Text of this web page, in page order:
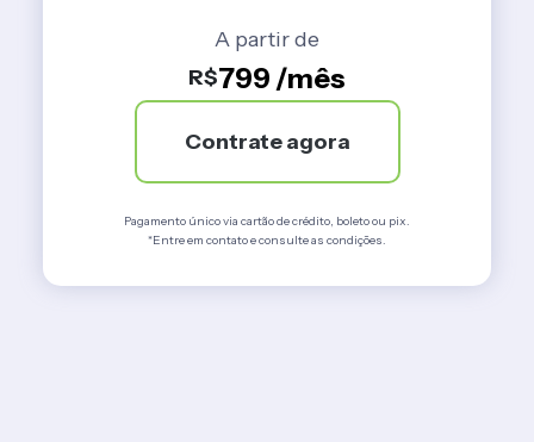
A partir de
R$799 /mês
Contrate agora
Pagamento único via cartão de crédito, boleto ou pix.
*Entre em contato e consulte as condições.